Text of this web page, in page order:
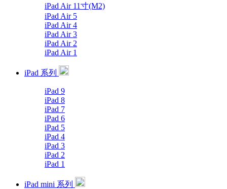
iPad Air 11寸(M2)
iPad Air 5
iPad Air 4
iPad Air 3
iPad Air 2
iPad Air 1
iPad 系列
iPad 9
iPad 8
iPad 7
iPad 6
iPad 5
iPad 4
iPad 3
iPad 2
iPad 1
iPad mini 系列